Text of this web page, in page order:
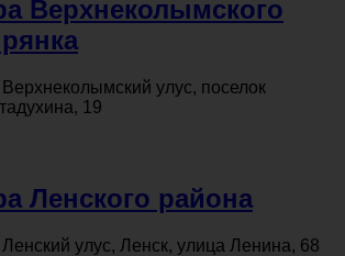
Верхнеколымского
улус, поселок
19
Ленского района
улус, Ленск, улица Ленина, 68